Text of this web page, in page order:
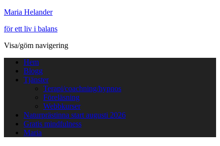
Maria Helander
för ett liv i balans
Visa/göm navigering
Hem
Blogg
Tjänster
Terapi/coachning/hypnos
Föreläsning
Webbkurser
Naturprästinna start augusti 2026
Gratis mindfulness
Maria